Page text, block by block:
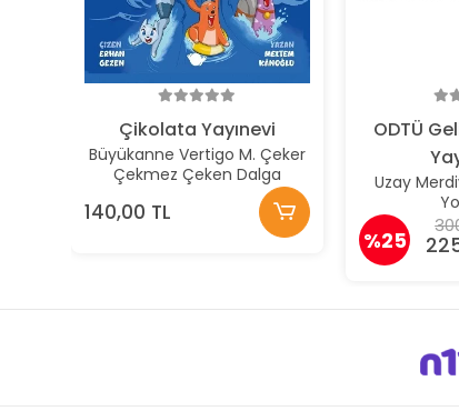
Çikolata Yayınevi
Büyükanne Vertigo M. Çeker
Çekmez Çeken Dalga
140,00 TL
ODTÜ
Uzay
%25